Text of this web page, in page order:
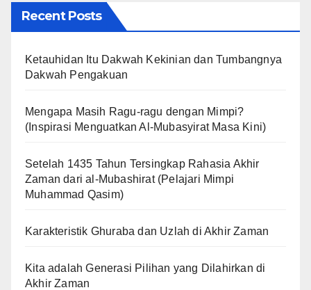
Recent Posts
Ketauhidan Itu Dakwah Kekinian dan Tumbangnya
Dakwah Pengakuan
Mengapa Masih Ragu-ragu dengan Mimpi?
(Inspirasi Menguatkan Al-Mubasyirat Masa Kini)
Setelah 1435 Tahun Tersingkap Rahasia Akhir
Zaman dari al-Mubashirat (Pelajari Mimpi
Muhammad Qasim)
Karakteristik Ghuraba dan Uzlah di Akhir Zaman
Kita adalah Generasi Pilihan yang Dilahirkan di
Akhir Zaman